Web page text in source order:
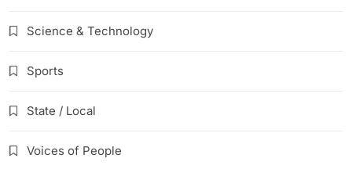
Science & Technology
Sports
State / Local
Voices of People